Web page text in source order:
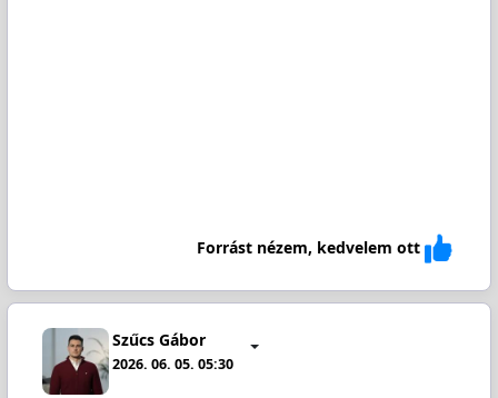
Forrást nézem, kedvelem ott
Szűcs Gábor
2026. 06. 05. 05:30